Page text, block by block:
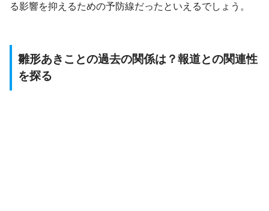
る影響を抑えるための予防線だったといえるでしょう。
雛形あきことの過去の関係は？報道との関連性
を探る